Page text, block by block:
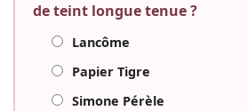
de teint longue tenue ?
Lancôme
Papier Tigre
Simone Pérèle